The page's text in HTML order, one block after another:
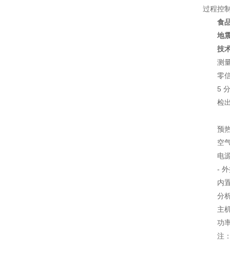
过程控
食
地
技
零
5
-
内
分
注